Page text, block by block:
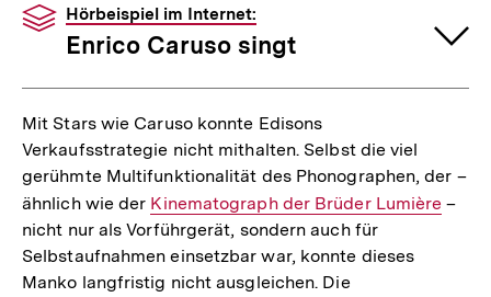
Hörbeispiel im Internet:
Enrico Caruso singt
Mit Stars wie Caruso konnte Edisons
Verkaufsstrategie nicht mithalten. Selbst die viel
gerühmte Multifunktionalität des Phonographen, der –
ähnlich wie der Interner
Link:
Kinematograph der Brüder Lumière –
nicht nur als Vorführgerät, sondern auch für
Selbstaufnahmen einsetzbar war, konnte dieses
Manko langfristig nicht ausgleichen. Die